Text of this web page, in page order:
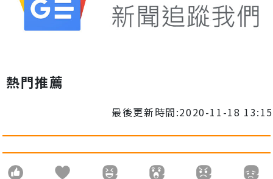
熱門推薦
最後更新時間:2020-11-18 13:15